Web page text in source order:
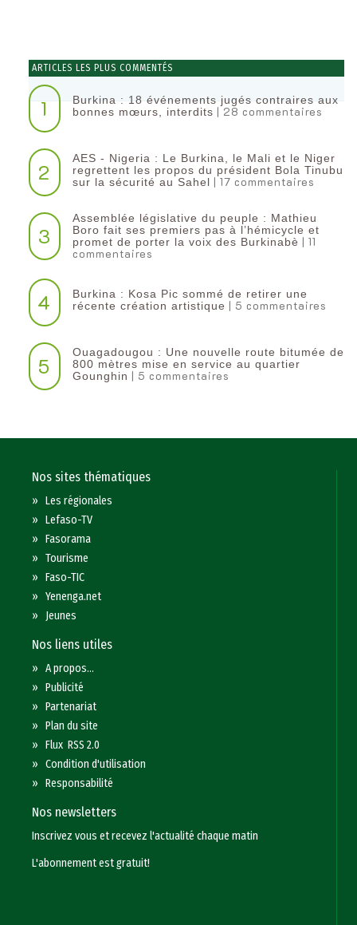
ARTICLES LES PLUS COMMENTÉS
1
Burkina : 18 événements jugés contraires aux
bonnes mœurs, interdits | 28 commentaires
2
AES - Nigeria : Le Burkina, le Mali et le Niger
regrettent les propos du président Bola Tinubu
sur la sécurité au Sahel | 17 commentaires
3
Assemblée législative du peuple : Mathieu
Boro fait ses premiers pas à l’hémicycle et
promet de porter la voix des Burkinabè | 11
commentaires
4
Burkina : Kosa Pic sommé de retirer une
récente création artistique | 5 commentaires
5
Ouagadougou : Une nouvelle route bitumée de
800 mètres mise en service au quartier
Gounghin | 5 commentaires
Nos sites thématiques
»Les régionales
»Lefaso-TV
»Fasorama
»Tourisme
»Faso-TIC
»Yenenga.net
» Jeunes
Nos liens utiles
»A propos...
»Publicité
»Partenariat
»Plan du site
»Flux RSS 2.0
»Condition d'utilisation
»Responsabilité
Nos newsletters
Inscrivez vous et recevez l'actualité chaque matin
L'abonnement est gratuit!